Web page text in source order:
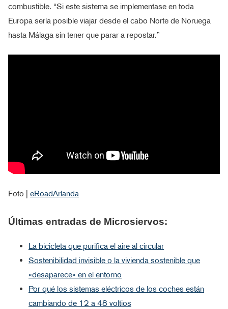
combustible. “Si este sistema se implementase en toda
Europa sería posible viajar desde el cabo Norte de Noruega
hasta Málaga sin tener que parar a repostar.”
Foto | eRoadArlanda
Últimas entradas de Microsiervos:
La bicicleta que purifica el aire al circular
Sostenibilidad invisible o la vivienda sostenible que
«desaparece» en el entorno
Por qué los sistemas eléctricos de los coches están
cambiando de 12 a 48 voltios